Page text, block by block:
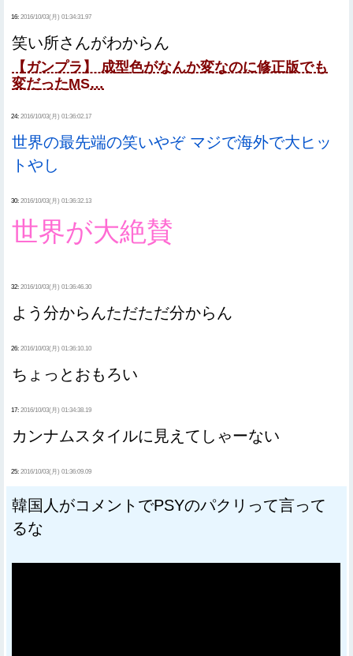
16: 2016/10/03(月) 01:34:31.97
笑い所さんがわからん
【ガンプラ】 成型色がなんか変なのに修正版でも
変だったMS…
24: 2016/10/03(月) 01:36:02.17
世界の最先端の笑いやぞ マジで海外で大ヒッ
トやし
30: 2016/10/03(月) 01:36:32.13
世界が大絶賛
32: 2016/10/03(月) 01:36:46.30
よう分からんただただ分からん
26: 2016/10/03(月) 01:36:10.10
ちょっとおもろい
17: 2016/10/03(月) 01:34:38.19
カンナムスタイルに見えてしゃーない
25: 2016/10/03(月) 01:36:09.09
韓国人がコメントでPSYのパクリって言って
るな